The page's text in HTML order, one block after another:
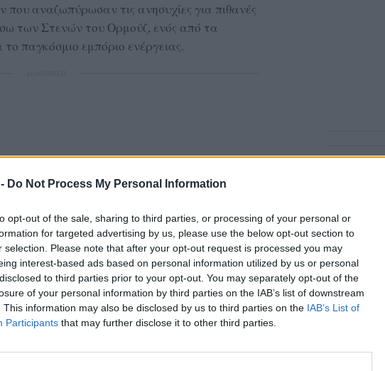
Do Not Process My Personal Information
opt-out of the sale, sharing to third parties, or processing of your personal or
for targeted advertising by us, please use the below opt-out section to
selection. Please note that after your opt-out request is processed you may
interest-based ads based on personal information utilized by us or personal
to third parties prior to your opt-out. You may separately opt-out of the
of your personal information by third parties on the IAB’s list of downstream
This information may also be disclosed by us to third parties on the IAB’s List of
Participants that may further disclose it to other third parties.
που αναζωπύρωσαν τις ανησυχίες για πιθανές
των Στενών του Ορμούζ, ενός από τα
παγκόσμιο εμπόριο ενέργειας.